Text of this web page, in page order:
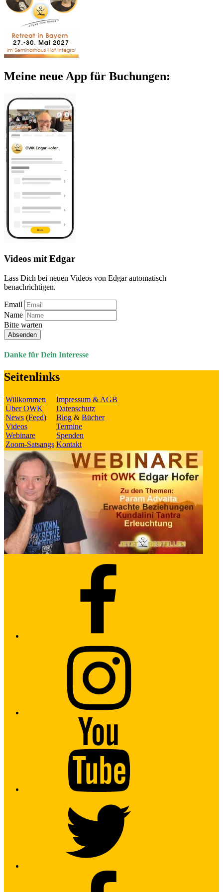
Meine neue App für Buchungen:
Videos mit Edgar
Lass Dich bei neuen Videos von Edgar automatisch
benachrichtigen.
Email
Name
Bitte warten
Absenden
Danke für Dein Interesse
Seitenlinks
Willkommen
Über OWK
News (Feed)
Videos
Webinare
Zoom-Satsangs
Impressum & AGB
Datenschutz
Blog & Bücher
Termine
Spenden
Kontakt